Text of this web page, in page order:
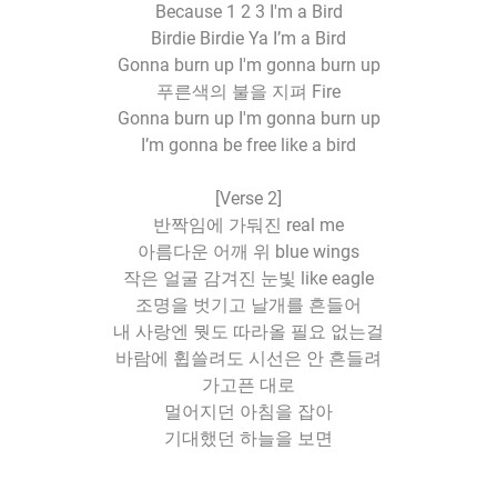
Because 1 2 3 I'm a Bird
Birdie Birdie Ya I’m a Bird
Gonna burn up I'm gonna burn up
푸른색의 불을 지펴 Fire
Gonna burn up I'm gonna burn up
I’m gonna be free like a bird
[Verse 2]
반짝임에 가둬진 real me
아름다운 어깨 위 blue wings
작은 얼굴 감겨진 눈빛 like eagle
조명을 벗기고 날개를 흔들어
내 사랑엔 뭣도 따라올 필요 없는걸
바람에 휩쓸려도 시선은 안 흔들려
가고픈 대로
멀어지던 아침을 잡아
기대했던 하늘을 보면